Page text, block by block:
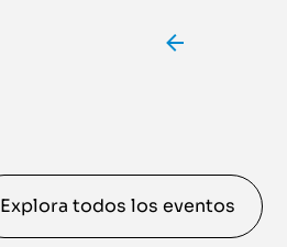
Explora todos los eventos